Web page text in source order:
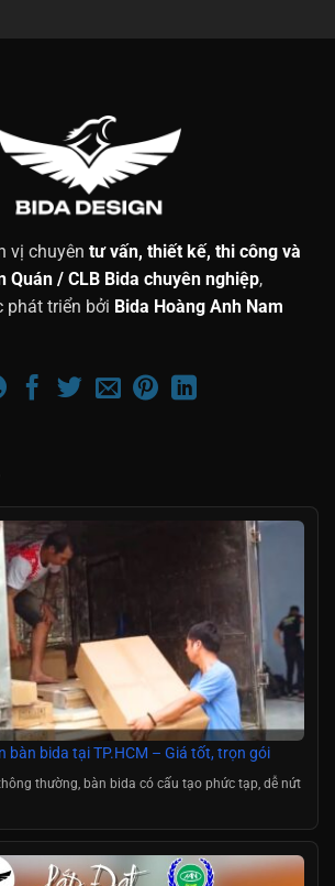
vị chuyên tư vấn, thiết kế, thi công và
Quán / CLB Bida chuyên nghiệp,
phát triển bởi Bida Hoàng Anh Nam
bàn bida tại TP.HCM – Giá tốt, trọn gói
thường, bàn bida có cấu tạo phức tạp, dễ nứt